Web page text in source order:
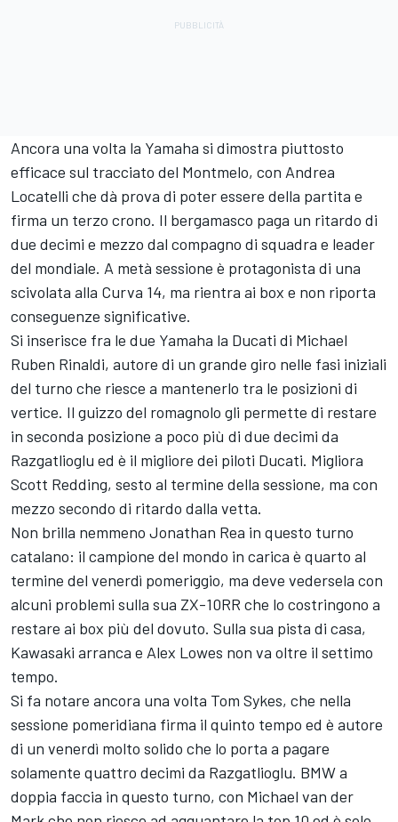
Ancora una volta la Yamaha si dimostra piuttosto
efficace sul tracciato del Montmelo, con Andrea
Locatelli che dà prova di poter essere della partita e
firma un terzo crono. Il bergamasco paga un ritardo di
due decimi e mezzo dal compagno di squadra e leader
del mondiale. A metà sessione è protagonista di una
scivolata alla Curva 14, ma rientra ai box e non riporta
conseguenze significative.
Si inserisce fra le due Yamaha la Ducati di Michael
Ruben Rinaldi, autore di un grande giro nelle fasi iniziali
del turno che riesce a mantenerlo tra le posizioni di
vertice. Il guizzo del romagnolo gli permette di restare
in seconda posizione a poco più di due decimi da
Razgatlioglu ed è il migliore dei piloti Ducati. Migliora
Scott Redding, sesto al termine della sessione, ma con
mezzo secondo di ritardo dalla vetta.
Non brilla nemmeno Jonathan Rea in questo turno
catalano: il campione del mondo in carica è quarto al
termine del venerdì pomeriggio, ma deve vedersela con
alcuni problemi sulla sua ZX-10RR che lo costringono a
restare ai box più del dovuto. Sulla sua pista di casa,
Kawasaki arranca e Alex Lowes non va oltre il settimo
tempo.
Si fa notare ancora una volta Tom Sykes, che nella
sessione pomeridiana firma il quinto tempo ed è autore
di un venerdì molto solido che lo porta a pagare
solamente quattro decimi da Razgatlioglu. BMW a
doppia faccia in questo turno, con Michael van der